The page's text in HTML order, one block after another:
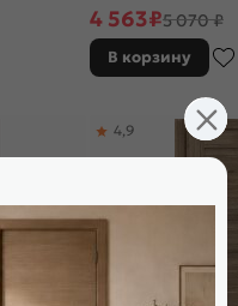
4 563₽5 070 ₽
В корзину
4,9